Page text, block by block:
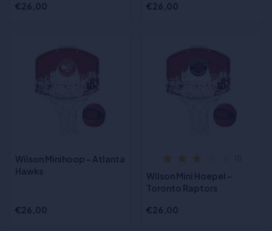
€26,00
€26,00
Wilson Minihoop - Atlanta
Hawks
€26,00
Wilson Mini Hoepel -
Toronto Raptors
€26,00